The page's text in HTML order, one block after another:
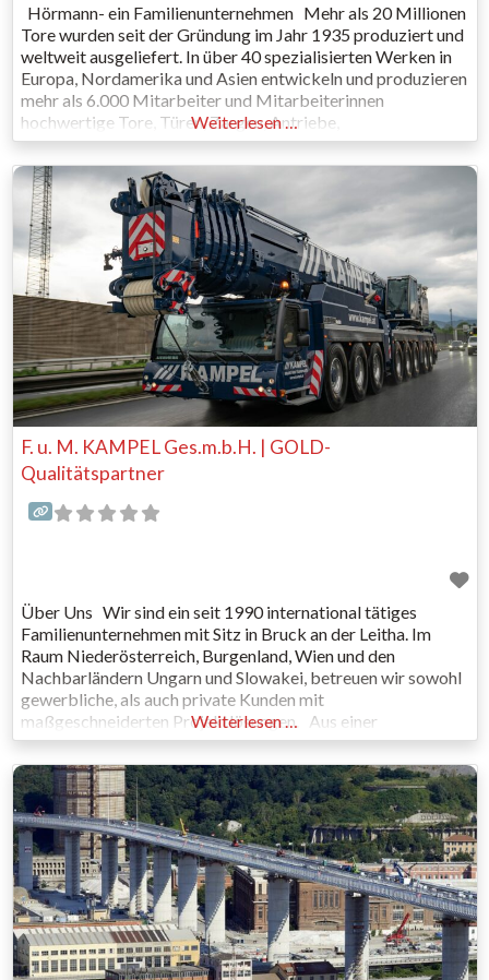
Hörmann- ein Familienunternehmen Mehr als 20 Millionen
Tore wurden seit der Gründung im Jahr 1935 produziert und
weltweit ausgeliefert. In über 40 spezialisierten Werken in
Europa, Nordamerika und Asien entwickeln und produzieren
mehr als 6.000 Mitarbeiter und Mitarbeiterinnen
hochwertige Tore, Türen, Zargen, Antriebe,
Zufahrtskontroll- und Stauraumsysteme für den Einsatz in
privaten und gewerblich genutzten Immobilien. Hauptsitz
der weltweit
Weiterlesen …
F. u. M. KAMPEL Ges.m.b.H. | GOLD-
Qualitätspartner
Über Uns Wir sind ein seit 1990 international tätiges
Familienunternehmen mit Sitz in Bruck an der Leitha. Im
Raum Niederösterreich, Burgenland, Wien und den
Nachbarländern Ungarn und Slowakei, betreuen wir sowohl
gewerbliche, als auch private Kunden mit
maßgeschneiderten Projektlösungen. Aus einer
landwirtschaftlichen Familie entstammend, lernte Franz
Kampel KFZ- und Landmaschinenmechaniker. 1989 schied
eine St. Pöltner Kranfirma einen ihrer Krane aus,
Weiterlesen …